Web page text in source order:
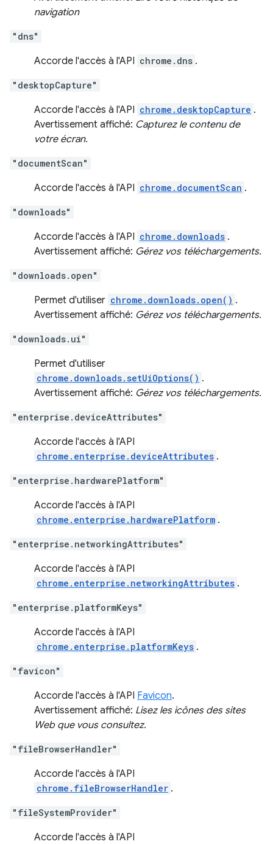
navigation
"dns"
Accorde l'accès à l'API chrome.dns .
"desktopCapture"
Accorde l'accès à l'API chrome.desktopCapture .
Avertissement affiché: Capturez le contenu de
votre écran.
"documentScan"
Accorde l'accès à l'API chrome.documentScan .
"downloads"
Accorde l'accès à l'API chrome.downloads .
Avertissement affiché: Gérez vos téléchargements.
"downloads.open"
Permet d'utiliser chrome.downloads.open() .
Avertissement affiché: Gérez vos téléchargements.
"downloads.ui"
Permet d'utiliser
chrome.downloads.setUiOptions() .
Avertissement affiché: Gérez vos téléchargements.
"enterprise.deviceAttributes"
Accorde l'accès à l'API
chrome.enterprise.deviceAttributes .
"enterprise.hardwarePlatform"
Accorde l'accès à l'API
chrome.enterprise.hardwarePlatform .
"enterprise.networkingAttributes"
Accorde l'accès à l'API
chrome.enterprise.networkingAttributes .
"enterprise.platformKeys"
Accorde l'accès à l'API
chrome.enterprise.platformKeys .
"favicon"
Accorde l'accès à l'API Favicon.
Avertissement affiché: Lisez les icônes des sites
Web que vous consultez.
"fileBrowserHandler"
Accorde l'accès à l'API
chrome.fileBrowserHandler .
"fileSystemProvider"
Accorde l'accès à l'API